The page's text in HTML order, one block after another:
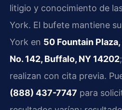
litigio y conocimiento de
York. El bufete mantiene
York en 50 Fountain
No. 142, Buffalo, NY 14202
realizan con cita previa.
(888) 437-7747 para